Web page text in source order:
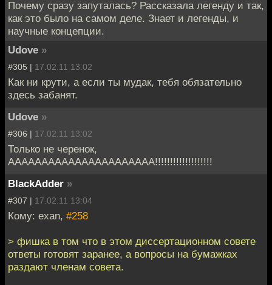
Почему сразу запуталась? Рассказала легенду и так,
как это было на самом деле. Знает и легенды, и
научные концепции.
Udove »
#305 | 17.02.11 13:02
Как ни крути, а если ты мудак, тебя обязательно
здесь забанят.
Udove »
#306 | 17.02.11 13:02
Только не черенок,
АААААААААААААААААААААА!!!!!!!!!!!!!!!!!!!
BlackAdder »
#307 | 17.02.11 13:04
Кому: exan, #258
> фишка в том что в этом диссертационном совете
ответы готовят заранее, а вопросы на бумажках
раздают членам совета.